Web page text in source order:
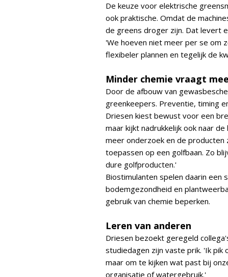
De keuze voor elektrische
ook praktische. Omdat de
de greens droger zijn. Dat levert
'We hoeven niet meer per se om
flexibeler plannen en tegelijk de
Minder chemie vraagt
Door de afbouw van
greenkeepers. Preventie, timing
Driesen kiest bewust voor een
maar kijkt nadrukkelijk ook naar
meer onderzoek en de producten
toepassen op een golfbaan. Zo
dure golfproducten.'
Biostimulanten spelen daarin
bodemgezondheid en
gebruik van chemie beperken.
Leren van anderen
Driesen bezoekt geregeld
studiedagen zijn vaste prik. 'Ik pik
maar om te kijken wat past bij
organisatie of watergebruik.'